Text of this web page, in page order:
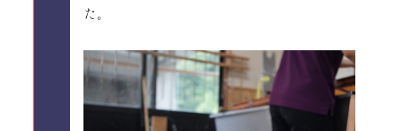
た。